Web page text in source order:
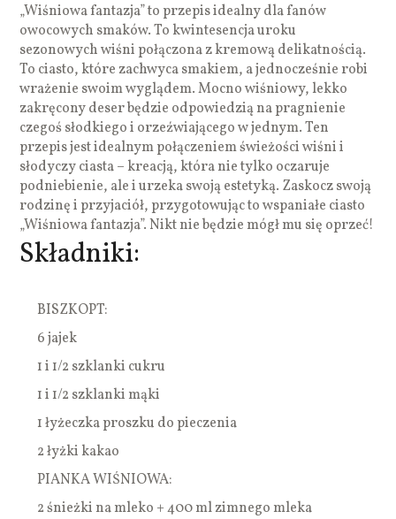
„Wiśniowa fantazja” to przepis idealny dla fanów
owocowych smaków. To kwintesencja uroku
sezonowych wiśni połączona z kremową delikatnością.
To ciasto, które zachwyca smakiem, a jednocześnie robi
wrażenie swoim wyglądem. Mocno wiśniowy, lekko
zakręcony deser będzie odpowiedzią na pragnienie
czegoś słodkiego i orzeźwiającego w jednym. Ten
przepis jest idealnym połączeniem świeżości wiśni i
słodyczy ciasta – kreacją, która nie tylko oczaruje
podniebienie, ale i urzeka swoją estetyką. Zaskocz swoją
rodzinę i przyjaciół, przygotowując to wspaniałe ciasto
„Wiśniowa fantazja”. Nikt nie będzie mógł mu się oprzeć!
Składniki:
BISZKOPT:
6 jajek
1 i 1/2 szklanki cukru
1 i 1/2 szklanki mąki
1 łyżeczka proszku do pieczenia
2 łyżki kakao
PIANKA WIŚNIOWA:
2 śnieżki na mleko + 400 ml zimnego mleka